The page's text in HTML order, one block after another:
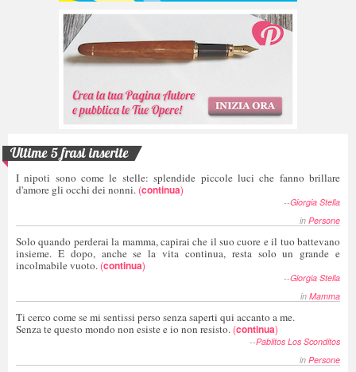
Ultime 5 frasi inserite
I nipoti sono come le stelle: splendide piccole luci che fanno brillare
d'amore gli occhi dei nonni. (continua)
--Giorgia Stella
in Persone
Solo quando perderai la mamma, capirai che il suo cuore e il tuo battevano
insieme. E dopo, anche se la vita continua, resta solo un grande e
incolmabile vuoto. (continua)
--Giorgia Stella
in Mamma
Ti cerco come se mi sentissi perso senza saperti qui accanto a me.
Senza te questo mondo non esiste e io non resisto. (continua)
--Pablitos Los Sconditos
in Persone